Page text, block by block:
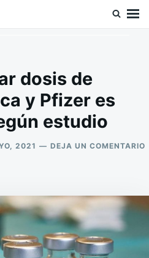
dosis de
y Pfizer es
estudio
2021 DEJA UN COMENTARIO